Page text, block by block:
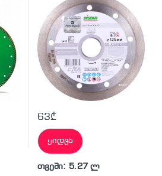
63₾
ყიდვა
თვეში: 5.27 ლ